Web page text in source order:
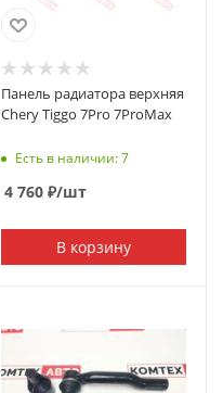
Панель радиатора верхняя
Chery Tiggo 7Pro 7ProMax
Есть в наличии: 7
4 760 ₽/шт
В корзину